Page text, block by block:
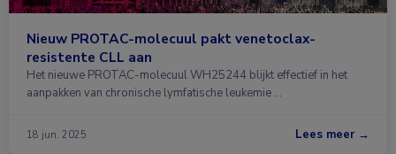
Nieuw PROTAC-molecuul pakt venetoclax-
resistente CLL aan
Het nieuwe PROTAC-molecuul WH25244 blijkt effectief in het
aanpakken van chronische lymfatische leukemie …
18 jun. 2025 Lees meer →